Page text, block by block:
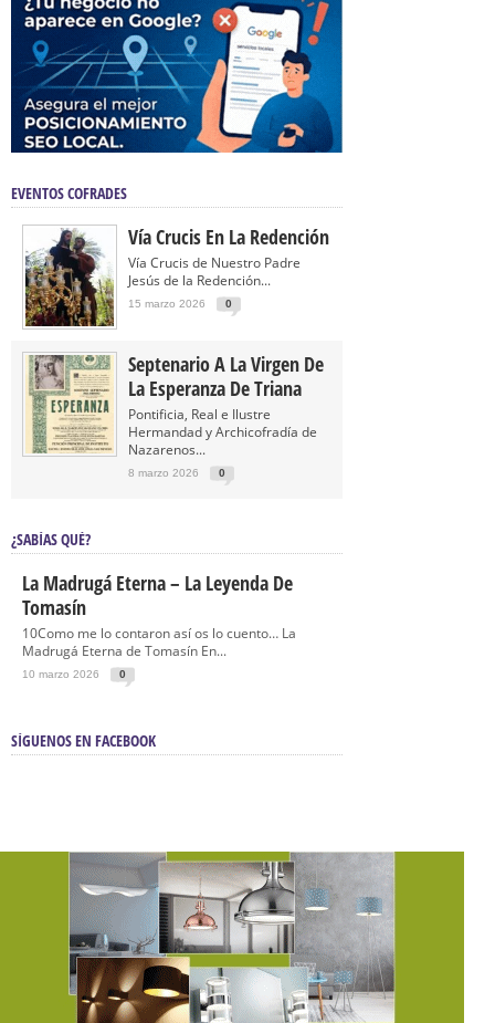
EVENTOS COFRADES
Vía Crucis En La Redención
Vía Crucis de Nuestro Padre
Jesús de la Redención...
15 marzo 2026 0
Septenario A La Virgen De
La Esperanza De Triana
Pontificia, Real e Ilustre
Hermandad y Archicofradía de
Nazarenos...
8 marzo 2026 0
¿SABÍAS QUÉ?
La Madrugá Eterna – La Leyenda De
Tomasín
10Como me lo contaron así os lo cuento… La
Madrugá Eterna de Tomasín En...
10 marzo 2026 0
SÍGUENOS EN FACEBOOK